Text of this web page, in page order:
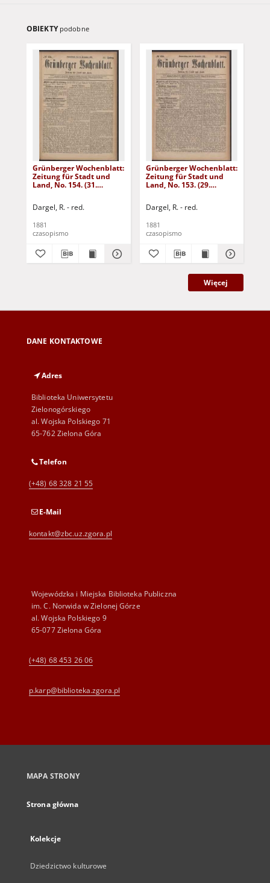
OBIEKTY podobne
Grünberger Wochenblatt:
Zeitung für Stadt und
Land, No. 154. (31.
Dargel, R. - red.
1881
czasopismo
Grünberger Wochenblatt:
Zeitung für Stadt und
Land, No. 153. (29.
Dargel, R. - red.
1881
czasopismo
Więcej
DANE KONTAKTOWE
Adres
Biblioteka Uniwersytetu
Zielonogórskiego
al. Wojska Polskiego 71
65-762 Zielona Góra
Telefon
(+48) 68 328 21 55
E-Mail
kontakt@zbc.uz.zgora.pl
Wojewódzka i Miejska Biblioteka Publiczna
im. C. Norwida w Zielonej Górze
al. Wojska Polskiego 9
65-077 Zielona Góra
(+48) 68 453 26 06
p.karp@biblioteka.zgora.pl
MAPA STRONY
Strona główna
Kolekcje
Dziedzictwo kulturowe